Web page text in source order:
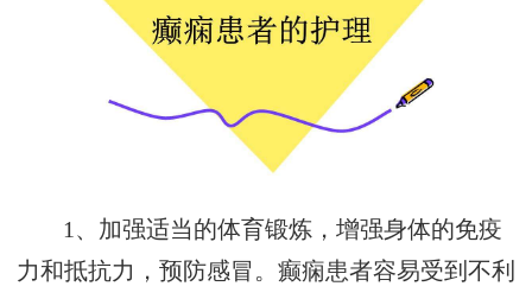
1、加强适当的体育锻炼，增强身体的免疫
力和抵抗力，预防感冒。癫痫患者容易受到不利